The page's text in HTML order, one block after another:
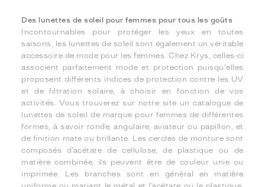
Des lunettes de soleil pour femmes pour tous les goûts
Incontournables pour protéger les yeux en toutes
saisons, les lunettes de soleil sont également un véritable
accessoire de mode pour les femmes. Chez Krys, celles-ci
associent parfaitement mode et protection puisqu'elles
proposent différents indices de protection contre les UV
et de filtration solaire, à choisir en fonction de vos
activités. Vous trouverez sur notre site un catalogue de
lunettes de soleil de marque pour femmes de différentes
formes, à savoir ronde, angulaire, aviateur ou papillon, et
de finition mate ou brillante. Les cercles de monture sont
composés d’acétate de cellulose, de plastique ou de
matière combinée, ils peuvent être de couleur unie ou
imprimée. Les branches sont en général en matière